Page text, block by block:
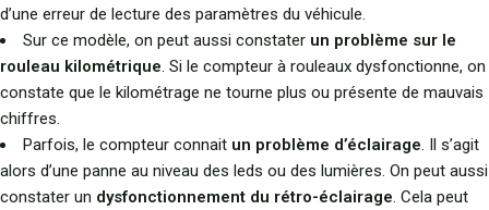
d’une erreur de lecture des paramètres du véhicule.
Sur ce modèle, on peut aussi constater un problème sur le
rouleau kilométrique. Si le compteur à rouleaux dysfonctionne, on
constate que le kilométrage ne tourne plus ou présente de mauvais
chiffres.
Parfois, le compteur connait un problème d’éclairage. Il s’agit
alors d’une panne au niveau des leds ou des lumières. On peut aussi
constater un dysfonctionnement du rétro-éclairage. Cela peut